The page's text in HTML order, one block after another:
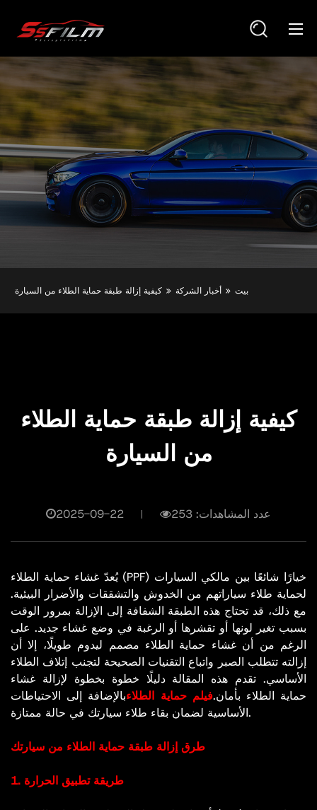
بيت أخبار الشركة كيفية إزالة طبقة حماية الطلاء من السيارة
كيفية إزالة طبقة حماية الطلاء
من السيارة
2025-09-22 عدد المشاهدات: 253
يُعدّ غشاء حماية الطلاء (PPF) خيارًا شائعًا بين مالكي السيارات
لحماية طلاء سياراتهم من الخدوش والتشققات والأضرار البيئية.
مع ذلك، قد تحتاج هذه الطبقة الشفافة إلى الإزالة بمرور الوقت
بسبب تغير لونها أو تقشرها أو الرغبة في وضع غشاء جديد. على
الرغم من أن غشاء حماية الطلاء مصمم ليدوم طويلًا، إلا أن
إزالته تتطلب الصبر واتباع التقنيات الصحيحة لتجنب إتلاف الطلاء
الأساسي. تقدم هذه المقالة دليلًا خطوة بخطوة لإزالة غشاء
حماية الطلاء بأمان.فيلم حماية الطلاءبالإضافة إلى الاحتياطات
الأساسية لضمان بقاء طلاء سيارتك في حالة ممتازة.
طرق إزالة طبقة حماية الطلاء من سيارتك
1. طريقة تطبيق الحرارة